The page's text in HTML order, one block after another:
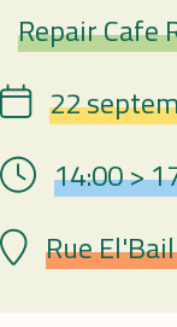
Repair Café
Repair Cafe
Date 22
Hour 14:00 >
PlaatsRue